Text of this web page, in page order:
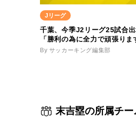
Jリーグ
千葉、今季J2リーグ25試合
「勝利の為に全力で頑張りま
By サッカーキング編集部
末吉塁の所属チ